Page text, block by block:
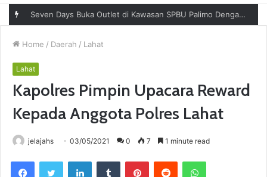
Seven Days Buka Outlet di Kawasan SPBU Palimo Dengan Konsep One Stop Hangout Destination
Home / Daerah / Lahat
Lahat
Kapolres Pimpin Upacara Reward
Kepada Anggota Polres Lahat
jelajahs 03/05/2021 0 7 1 minute read